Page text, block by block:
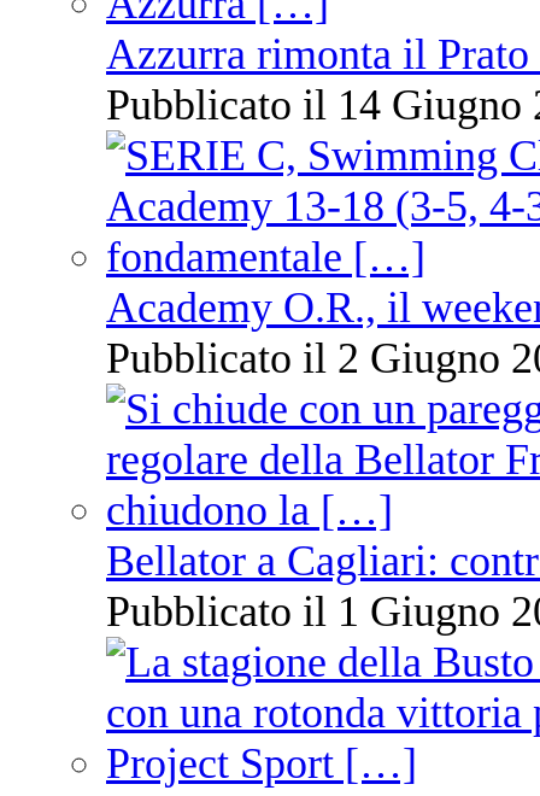
Azzurra rimonta il Prato
Pubblicato il 14 Giugno
Academy O.R., il
Pubblicato il 2 Giugno
Bellator a Cagliari:
Pubblicato il 1 Giugno